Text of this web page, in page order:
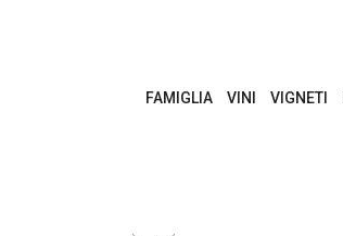
FAMIGLIA VINI VIGNETI